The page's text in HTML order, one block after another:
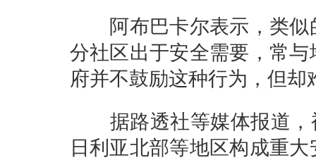
阿布巴卡尔表示，类似
分社区出于安全需要，常
府并不鼓励这种行为，但却
据路透社等媒体报道，
日利亚北部等地区构成重